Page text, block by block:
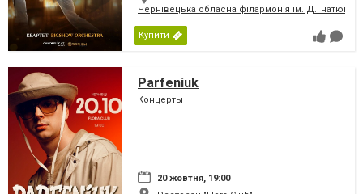
Чернівецька обласна філармонія ім. Д.Гнатюка
Купити
Parfeniuk
Концерты
20 жовтня, 19:00